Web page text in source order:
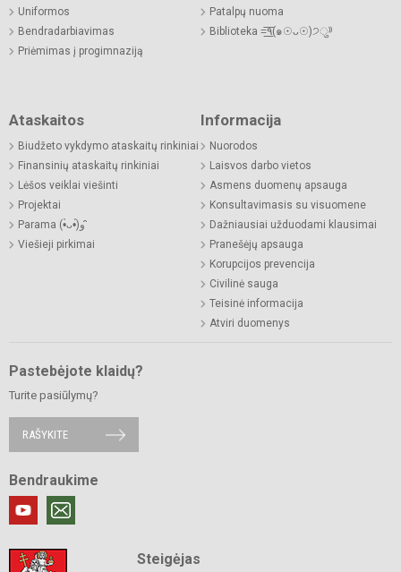
Uniformos
Bendradarbiavimas
Priėmimas į progimnaziją
Patalpų nuoma
Biblioteka =͟͟͞͞٩(๑☉ᴗ☉)੭ु⁾⁾
Ataskaitos
Biudžeto vykdymo ataskaitų rinkiniai
Finansinių ataskaitų rinkiniai
Lėšos veiklai viešinti
Projektai
Parama (•̀ᴗ•́)و ̑̑
Viešieji pirkimai
Informacija
Nuorodos
Laisvos darbo vietos
Asmens duomenų apsauga
Konsultavimasis su visuomene
Dažniausiai užduodami klausimai
Pranešėjų apsauga
Korupcijos prevencija
Civilinė sauga
Teisinė informacija
Atviri duomenys
Pastebėjote klaidų?
Turite pasiūlymų?
RAŠYKITE
Bendraukime
Steigėjas